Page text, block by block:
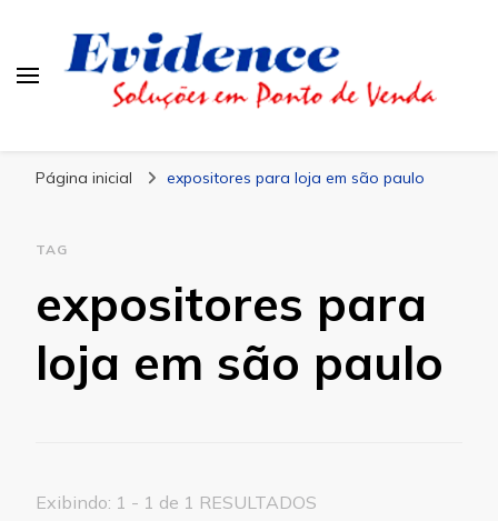
Página inicial expositores para loja em são paulo
TAG
expositores para
loja em são paulo
Exibindo: 1 - 1 de 1 RESULTADOS